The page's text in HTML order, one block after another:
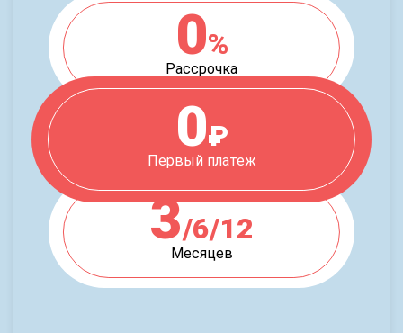
0%
Рассрочка
0₽
Первый платеж
3/6/12
Месяцев